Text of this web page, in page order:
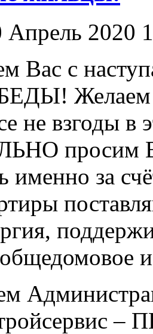
Апрель 2020
Вас с
Желаем
не взгоды в
просим
именно за
–